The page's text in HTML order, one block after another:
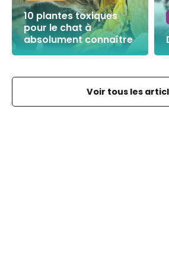
10 plantes toxiques
pour le chat à
absolument connaître
Voir tous les